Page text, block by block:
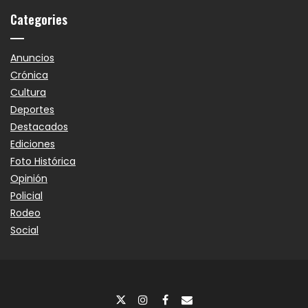
Categories
Anuncios
Crónica
Cultura
Deportes
Destacados
Ediciones
Foto Histórica
Opinión
Policial
Rodeo
Social